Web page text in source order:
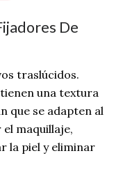
De
traslúcidos.
una textura
que se adapten al
maquillaje,
la piel y eliminar